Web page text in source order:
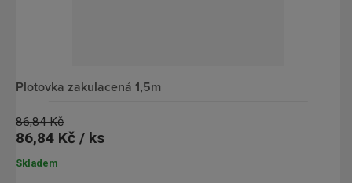
plotovka zakulacená 1,5m
86,84 Kč
86,84 Kč / ks
Skladem